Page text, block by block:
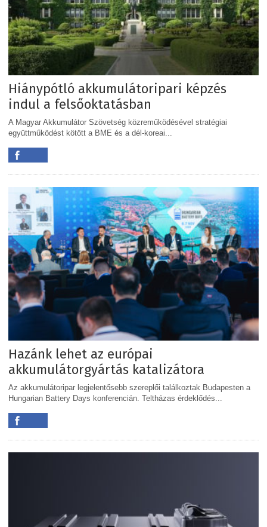
Hiánypótló akkumulátoripari képzés
indul a felsőoktatásban
A Magyar Akkumulátor Szövetség közreműködésével stratégiai
együttműködést kötött a BME és a dél-koreai...
Hazánk lehet az európai
akkumulátorgyártás katalizátora
Az akkumulátoripar legjelentősebb szereplői találkoztak Budapesten a
Hungarian Battery Days konferencián. Teltházas érdeklődés...